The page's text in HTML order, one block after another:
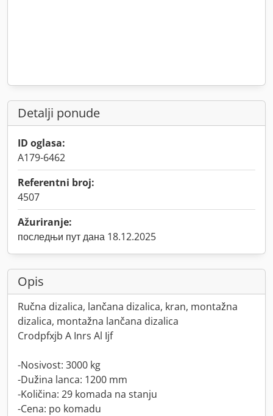
Detalji ponude
ID oglasa:
A179-6462
Referentni broj:
4507
Ažuriranje:
последњи пут дана 18.12.2025
Opis
Ručna dizalica, lančana dizalica, kran, montažna
dizalica, montažna lančana dizalica
Crodpfxjb A Inrs Al Ijf
-Nosivost: 3000 kg
-Dužina lanca: 1200 mm
-Količina: 29 komada na stanju
-Cena: po komadu